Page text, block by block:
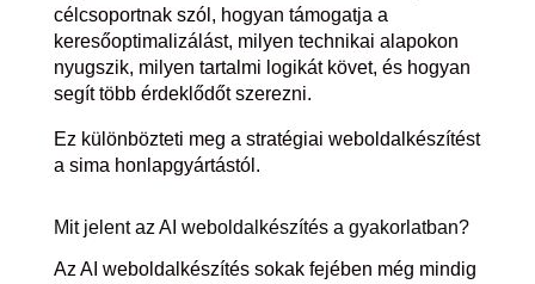
célcsoportnak szól, hogyan támogatja a
keresőoptimalizálást, milyen technikai alapokon
nyugszik, milyen tartalmi logikát követ, és hogyan
segít több érdeklődőt szerezni.
Ez különbözteti meg a stratégiai weboldalkészítést
a sima honlapgyártástól.
Mit jelent az AI weboldalkészítés a gyakorlatban?
Az AI weboldalkészítés sokak fejében még mindig